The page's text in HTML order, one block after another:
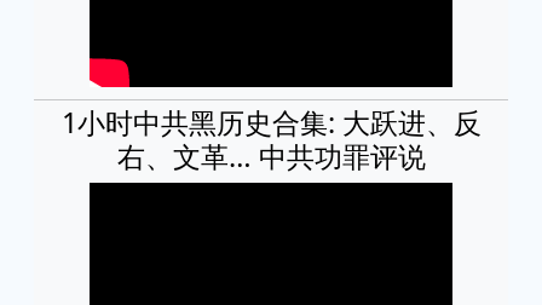
1小时中共黑历史合集: 大跃进、反
右、文革… 中共功罪评说